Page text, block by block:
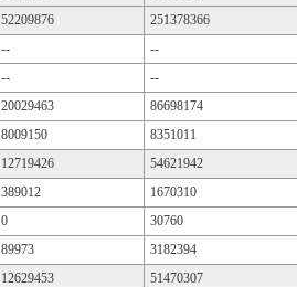
52209876 251378366
-- --
-- --
20029463 86698174
8009150 8351011
12719426 54621942
389012 1670310
0 30760
89973 3182394
12629453 51470307